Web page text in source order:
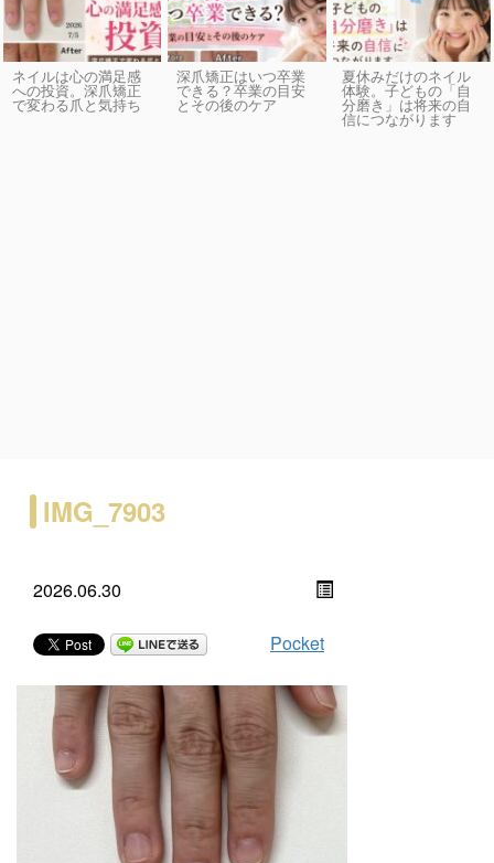
ネイルは心の満足感
への投資。深爪矯正
で変わる爪と気持ち
深爪矯正はいつ卒業
できる？卒業の目安
とその後のケア
夏休みだけのネイル
体験。子どもの「自
分磨き」は将来の自
信につながります
IMG_7903
2026.06.30
Pocket